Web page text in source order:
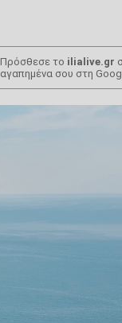
Πρόσθεσε το ilialive.gr
αγαπημένα σου στη